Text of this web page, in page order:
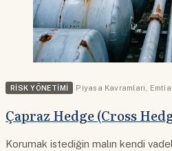
RISK YÖNETIMI Piyasa Kavramları
Çapraz Hedge (Cross
Korumak istediğin malın kendi